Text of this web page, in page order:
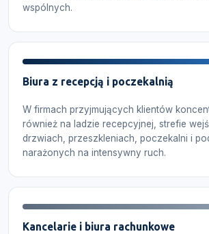
wspólnych.
Biura z recepcją i poczekalnią
W firmach przyjmujących klientów
również na ladzie recepcyjnej, strefie
drzwiach, przeszkleniach, poczekalni i
narażonych na intensywny ruch.
Kancelarie i biura rachunkowe